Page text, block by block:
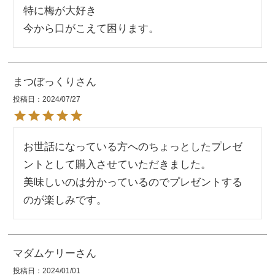
特に梅が大好き
今から口がこえて困ります。
まつぼっくり
投稿日 2024/07/27
お世話になっている方へのちょっとしたプレゼ
ントとして購入させていただきました。
美味しいのは分かっているのでプレゼントする
のが楽しみです。
マダムケリー
投稿日 2024/01/01